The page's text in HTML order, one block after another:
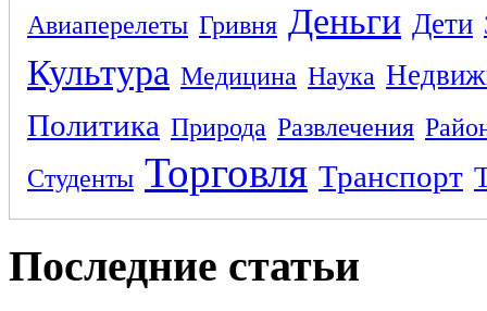
Авиаперелеты Гривня Деньги Дети
Культура Медицина Наука
Политика Природа Развлечения
Студенты Торговля Транспорт
Последние статьи